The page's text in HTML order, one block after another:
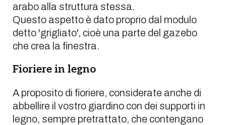
arabo alla struttura stessa.
Questo aspetto è dato proprio dal modulo
detto 'grigliato', cioè una parte del gazebo
che crea la finestra.
Fioriere in legno
A proposito di fioriere, considerate anche di
abbellire il vostro giardino con dei supporti in
legno, sempre pretrattato, che contengano